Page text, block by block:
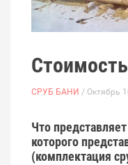
СРУБ БАНИ / Октябрь
Что
которого
(комплектация